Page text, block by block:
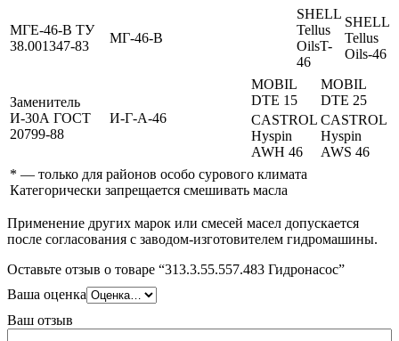
МГЕ-46-В ТУ
38.001347-83
МГ-46-В
SHELL
Tellus
OilsT-
46
SHELL
Tellus
Oils-46
Заменитель
И-30А ГОСТ
20799-88
И-Г-А-46
MOBIL
DTE 15
MOBIL
DTE 25
CASTROL
Hyspin
AWH 46
CASTROL
Hyspin
AWS 46
* — только для районов особо сурового климата
Категорически запрещается смешивать масла
Применение других марок или смесей масел допускается
после согласования с заводом-изготовителем гидромашины.
Оставьте отзыв о товаре “313.3.55.557.483 Гидронасос”
Ваша оценка
Ваш отзыв